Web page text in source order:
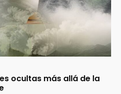
ocultas más allá de la